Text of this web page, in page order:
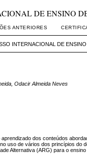
DE ENSINO
ANTERIORES
INTERNACIONAL DE
Odacir Almeida Neves
dos conteúdos
uso de vários dos princípios
Alternativa (ARG) para o